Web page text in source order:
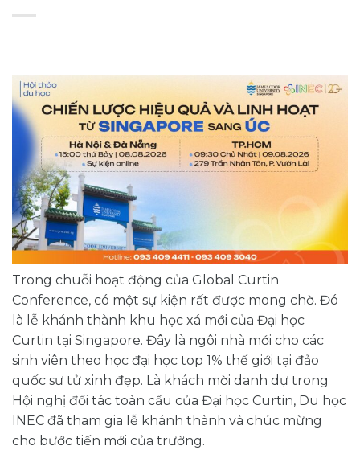
Trong chuỗi hoạt động của Global Curtin
Conference, có một sự kiện rất được mong chờ. Đó
là lễ khánh thành khu học xá mới của Đại học
Curtin tại Singapore. Đây là ngôi nhà mới cho các
sinh viên theo học đại học top 1% thế giới tại đảo
quốc sư tử xinh đẹp. Là khách mời danh dự trong
Hội nghị đối tác toàn cầu của Đại học Curtin, Du học
INEC đã tham gia lễ khánh thành và chúc mừng
cho bước tiến mới của trường.